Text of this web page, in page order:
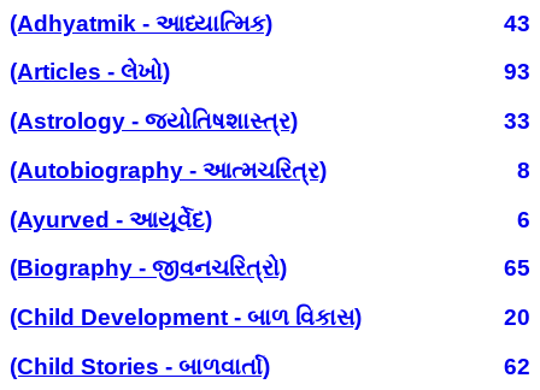
(Adhyatmik - આધ્યાત્મિક)
43
(Articles - લેખો)
93
(Astrology - જ્યોતિષશાસ્ત્ર)
33
(Autobiography - આત્મચરિત્ર)
8
(Ayurved - આયૂર્વેદ)
6
(Biography - જીવનચરિત્રો)
65
(Child Development - બાળ વિકાસ)
20
(Child Stories - બાળવાર્તા)
62